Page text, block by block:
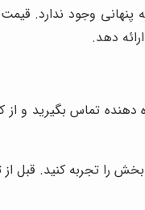
وجود ندارد.
دهد.
دهنده تماس بگیرید و
را تجربه کنید. قبل